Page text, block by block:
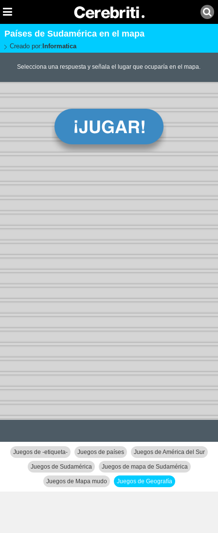
Países de Sudamérica en el mapa
Creado por: Informatica
Selecciona una respuesta y señala el lugar que ocuparía en el mapa.
Juegos de -etiqueta- Juegos de países Juegos de América del Sur
Juegos de Sudamérica Juegos de mapa de Sudamérica
Juegos de Mapa mudo Juegos de Geografía